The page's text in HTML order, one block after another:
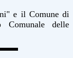
e il Comune di
Comunale delle